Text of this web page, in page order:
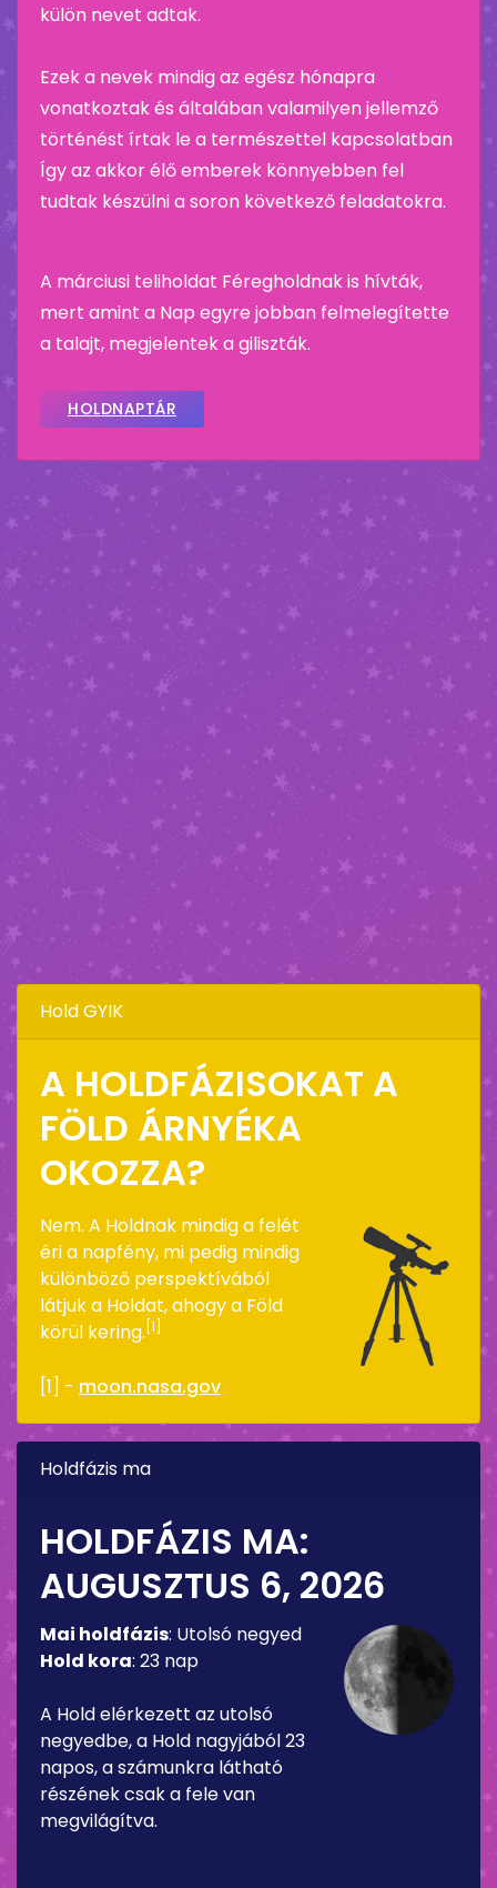
külön nevet adtak.
Ezek a nevek mindig az egész hónapra
vonatkoztak és általában valamilyen jellemző
történést írtak le a természettel kapcsolatban
Így az akkor élő emberek könnyebben fel
tudtak készülni a soron következő feladatokra.
A márciusi teliholdat Féregholdnak is hívták,
mert amint a Nap egyre jobban felmelegítette
a talajt, megjelentek a giliszták.
HOLDNAPTÁR
Hold GYIK
A HOLDFÁZISOKAT A
FÖLD ÁRNYÉKA
OKOZZA?
Nem. A Holdnak mindig a felét
éri a napfény, mi pedig mindig
különböző perspektívából
látjuk a Holdat, ahogy a Föld
körül kering. [1]
[1] - moon.nasa.gov
Holdfázis ma
HOLDFÁZIS MA:
AUGUSZTUS 6, 2026
Mai holdfázis: Utolsó negyed
Hold kora: 23 nap
A Hold elérkezett az utolsó
negyedbe, a Hold nagyjából 23
napos, a számunkra látható
részének csak a fele van
megvilágítva.